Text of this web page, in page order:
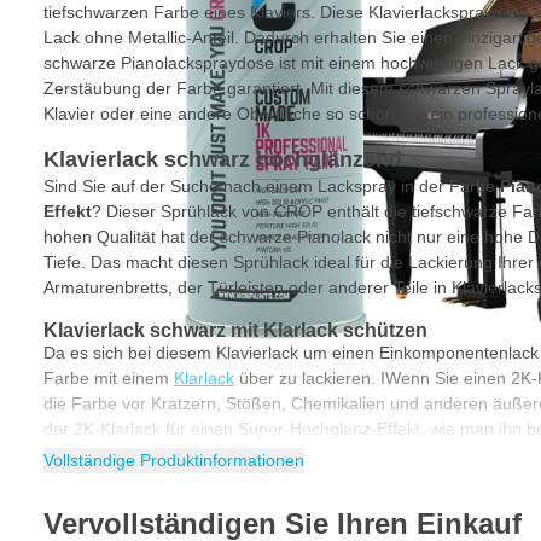
tiefschwarzen Farbe eines Klaviers. Diese Klavierlackspraydose
Lack ohne Metallic-Anteil. Dadurch erhalten Sie einen
schwarze Pianolackspraydose ist mit einem hochwertigen Lack
Zerstäubung der Farbe garantiert. Mit diesem schwarzen
Klavier oder eine andere Oberfläche so schön wie ein
Klavierlack schwarz hochglänzend
Sind Sie auf der Suche nach einem Lackspray in der Farbe
Effekt? Dieser Sprühlack von CROP enthält die tiefschwarze
hohen Qualität hat der schwarze Pianolack nicht nur eine hohe
Tiefe. Das macht diesen Sprühlack ideal für die Lackierung Ihrer
Armaturenbretts, der Türleisten oder anderer Teile in
Klavierlack schwarz mit Klarlack schützen
Da es sich bei diesem Klavierlack um einen
Farbe mit einem Klarlack über zu lackieren. IWenn Sie einen
die Farbe vor Kratzern, Stößen, Chemikalien und anderen
der 2K-Klarlack für einen Super-Hochglanz-Effekt, wie man ihn
Klavierlackfarbe wünscht.
Vollständige Produktinformationen
Vervollständigen Sie Ihren Einkauf